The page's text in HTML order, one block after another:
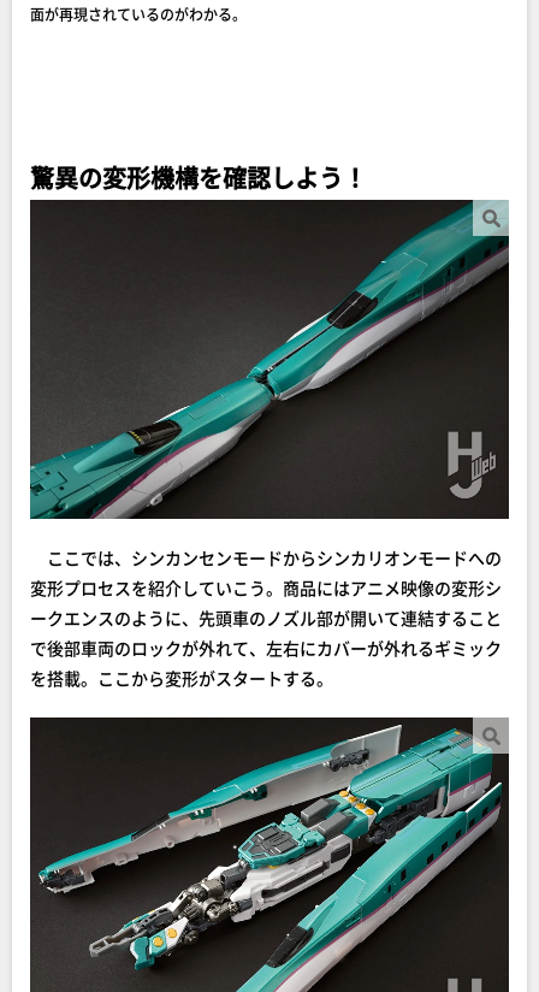
面が再現されているのがわかる。
驚異の変形機構を確認しよう！
ここでは、シンカンセンモードからシンカリオンモードへの
変形プロセスを紹介していこう。商品にはアニメ映像の変形シ
ークエンスのように、先頭車のノズル部が開いて連結すること
で後部車両のロックが外れて、左右にカバーが外れるギミック
を搭載。ここから変形がスタートする。